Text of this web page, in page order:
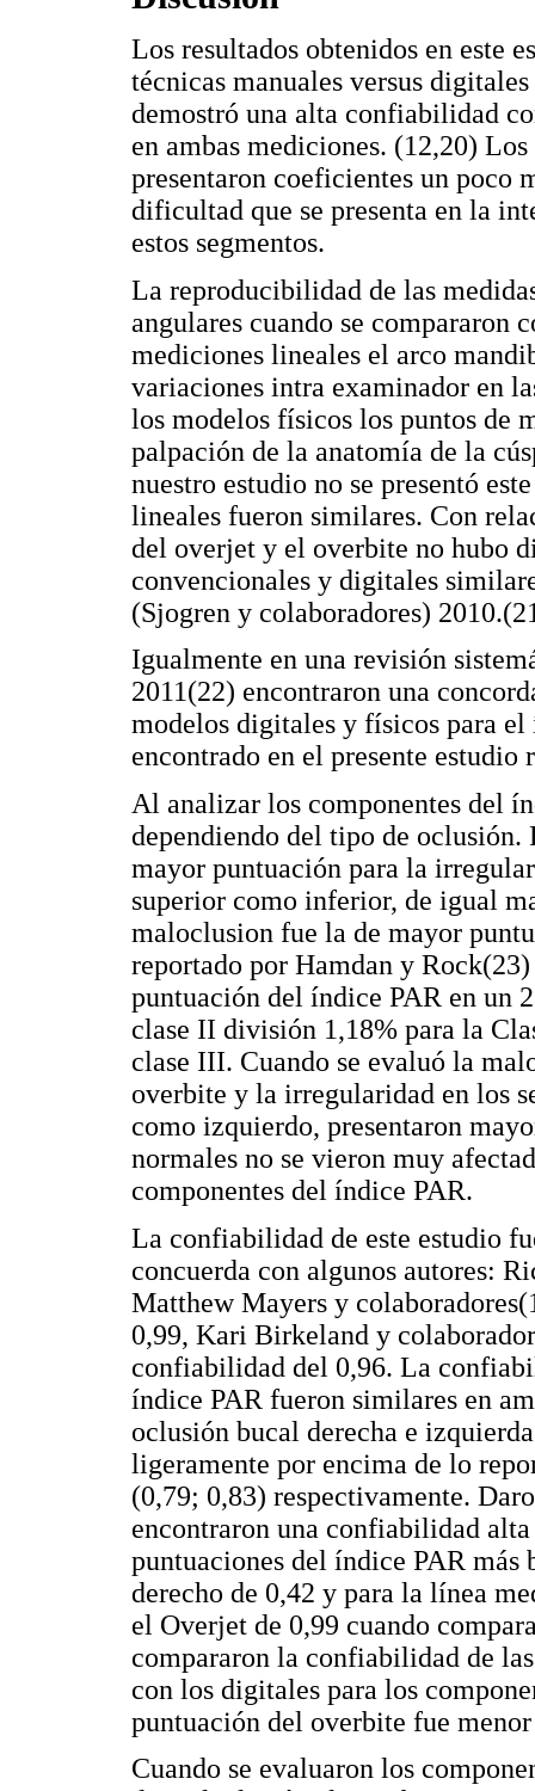
Los resultados obtenidos en este
técnicas manuales versus
demostró una alta confiabilidad
en ambas mediciones. (12,20)
presentaron coeficientes un poco
dificultad que se presenta en la
estos segmentos.
La reproducibilidad de las
angulares cuando se compararon
mediciones lineales el arco
variaciones intra examinador en
los modelos físicos los puntos de
palpación de la anatomía de la
nuestro estudio no se presentó
lineales fueron similares. Con
del overjet y el overbite no hubo
convencionales y digitales
(Sjogren y colaboradores)
Igualmente en una revisión
2011(22) encontraron una
modelos digitales y físicos para
encontrado en el presente
Al analizar los componentes del
dependiendo del tipo de oclusión.
mayor puntuación para la
superior como inferior, de igual
maloclusion fue la de mayor
reportado por Hamdan y
puntuación del índice PAR en un
clase II división 1,18% para la
clase III. Cuando se evaluó la
overbite y la irregularidad en los
como izquierdo, presentaron
normales no se vieron muy
componentes del índice PAR.
La confiabilidad de este estudio
concuerda con algunos autores:
Matthew Mayers y
0,99, Kari Birkeland y
confiabilidad del 0,96. La
índice PAR fueron similares en
oclusión bucal derecha e
ligeramente por encima de lo
(0,79; 0,83) respectivamente.
encontraron una confiabilidad
puntuaciones del índice PAR más
derecho de 0,42 y para la línea
el Overjet de 0,99 cuando
compararon la confiabilidad de
con los digitales para los
puntuación del overbite fue
Cuando se evaluaron los